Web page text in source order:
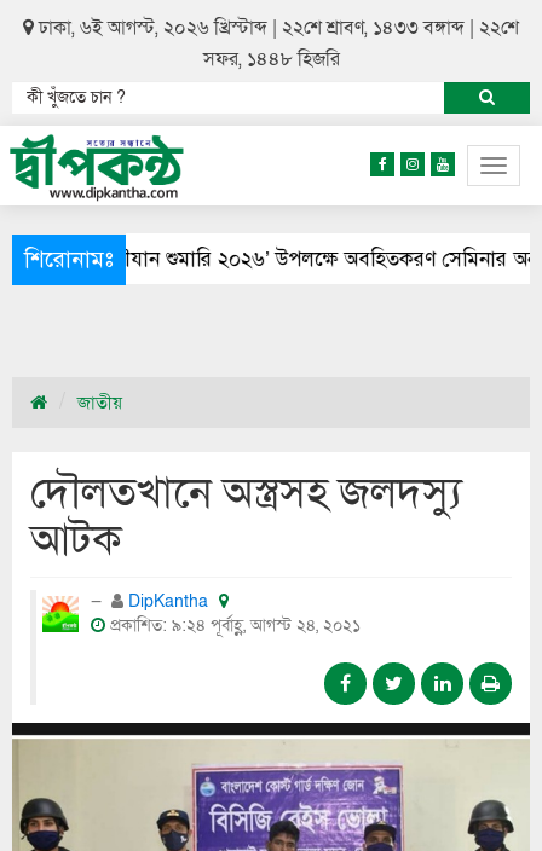
ঢাকা, ৬ই আগস্ট, ২০২৬ খ্রিস্টাব্দ | ২২শে শ্রাবণ, ১৪৩৩ বঙ্গাব্দ | ২২শে
সফর, ১৪৪৮ হিজরি
শিরোনামঃ
নৌযান শুমারি ২০২৬’ উপলক্ষে অবহিতকরণ সেমিনার অনুষ্ঠিত
জাতীয়
দৌলতখানে অস্ত্রসহ জলদস্যু
আটক
DipKantha
প্রকাশিত: ৯:২৪ পূর্বাহ্ণ, আগস্ট ২৪, ২০২১